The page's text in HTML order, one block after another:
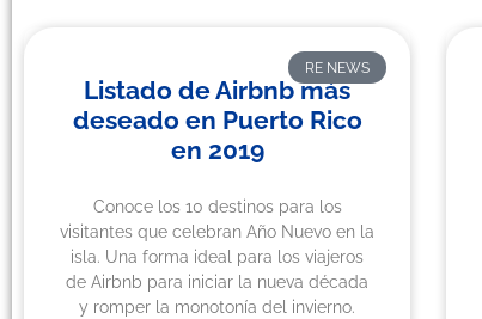
RE NEWS
Listado de Airbnb más
deseado en Puerto Rico
en 2019
Conoce los 10 destinos para los
visitantes que celebran Año Nuevo en la
isla. Una forma ideal para los viajeros
de Airbnb para iniciar la nueva década
y romper la monotonía del invierno.